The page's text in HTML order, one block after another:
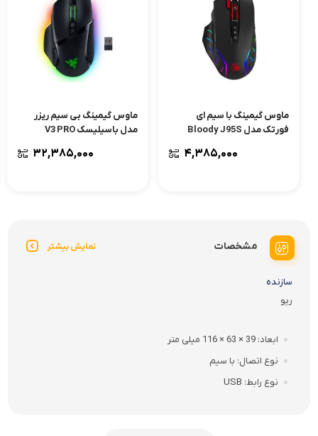
ماوس گیمینگ با سیم ای
فورتک مدل Bloody J95S
۴,۳۸۵,۰۰۰
ماوس گیمینگ بی سیم ریزر
مدل باسیلیسک V3 PRO
۳۲,۳۸۵,۰۰۰
مشخصات نمایش بیشتر
سازنده
رپو
ابعاد 39 × 63 × 116 میلی متر
نوع اتصال با سیم
نوع رابط USB